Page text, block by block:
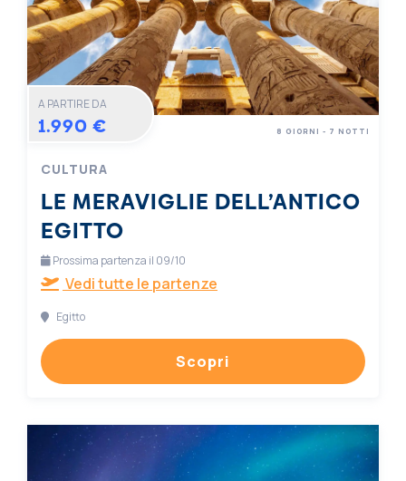
A PARTIRE DA
1.990 €
CULTURA
LE MERAVIGLIE DELL’ANTICO
EGITTO
8 GIORNI - 7 NOTTI
Prossima partenza il 09/10
Vedi tutte le partenze
Egitto
Scopri